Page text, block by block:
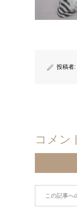
投稿者:
コメン
この記事へ